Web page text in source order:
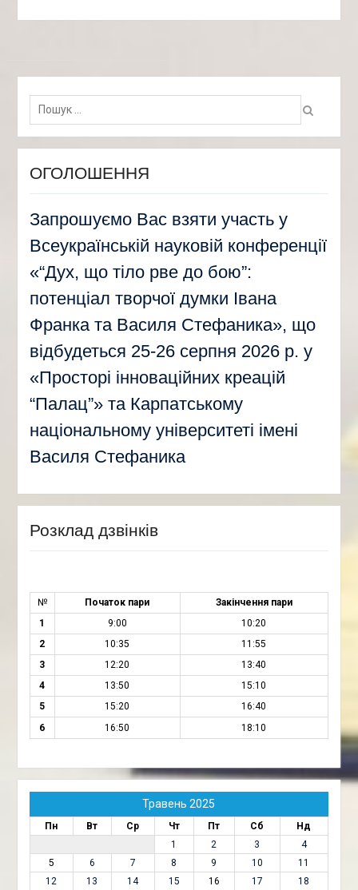
Пошук:
ОГОЛОШЕННЯ
Запрошуємо Вас взяти участь у
Всеукраїнській науковій конференції
«“Дух, що тіло рве до бою”:
потенціал творчої думки Івана
Франка та Василя Стефаника», що
відбудеться 25-26 серпня 2026 р. у
«Просторі інноваційних креацій
“Палац”» та Карпатському
національному університеті імені
Василя Стефаника
Розклад дзвінків
№ Початок пари
Закінчення пари
1
9:00
10:20
2
10:35
11:55
3
12:20
13:40
4
13:50
15:10
5
15:20
16:40
6
16:50 18:10
Травень 2025
Пн Вт Ср Чт Пт Сб
Нд
1
2 3
4
5
6 7 8 9 10
11
12
13 14 15 16 17 18